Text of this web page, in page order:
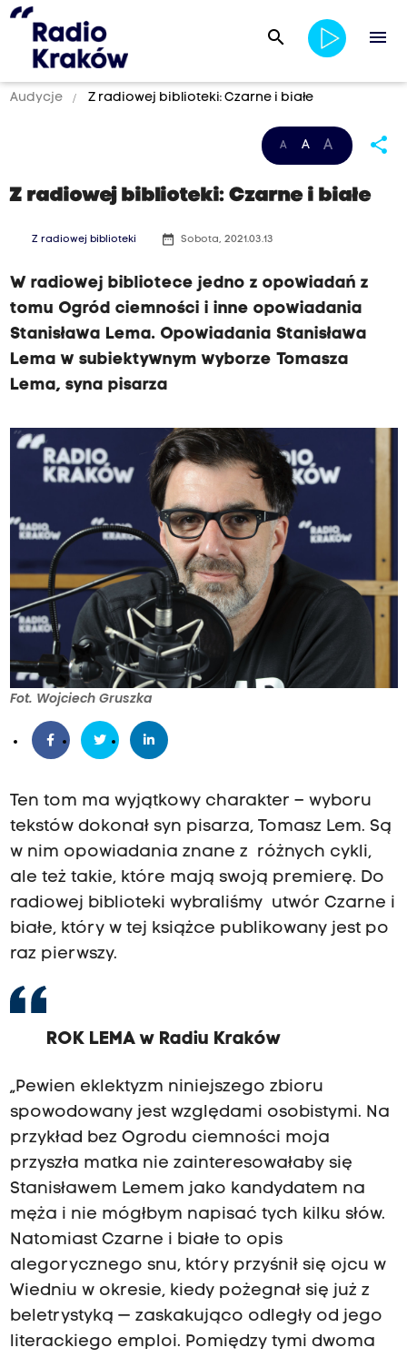
search menu
Audycje Z radiowej biblioteki: Czarne i białe
A A A share
Z radiowej biblioteki: Czarne i białe
Z radiowej biblioteki date_range Sobota, 2021.03.13
W radiowej bibliotece jedno z opowiadań z
tomu Ogród ciemności i inne opowiadania
Stanisława Lema. Opowiadania Stanisława
Lema w subiektywnym wyborze Tomasza
Lema, syna pisarza
Fot. Wojciech Gruszka
Ten tom ma wyjątkowy charakter – wyboru
tekstów dokonał syn pisarza, Tomasz Lem. Są
w nim opowiadania znane z różnych cykli,
ale też takie, które mają swoją premierę. Do
radiowej biblioteki wybraliśmy utwór Czarne i
białe, który w tej książce publikowany jest po
raz pierwszy.
ROK LEMA w Radiu Kraków
„Pewien eklektyzm niniejszego zbioru
spowodowany jest względami osobistymi. Na
przykład bez Ogrodu ciemności moja
przyszła matka nie zainteresowałaby się
Stanisławem Lemem jako kandydatem na
męża i nie mógłbym napisać tych kilku słów.
Natomiast Czarne i białe to opis
alegorycznego snu, który przyśnił się ojcu w
Wiedniu w okresie, kiedy pożegnał się już z
beletrystyką — zaskakująco odległy od jego
literackiego emploi. Pomiędzy tymi dwoma